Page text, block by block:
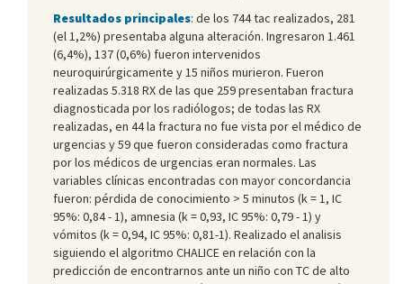
Resultados principales: de los 744 tac realizados, 281
(el 1,2%) presentaba alguna alteración. Ingresaron 1.461
(6,4%), 137 (0,6%) fueron intervenidos
neuroquirúrgicamente y 15 niños murieron. Fueron
realizadas 5.318 RX de las que 259 presentaban fractura
diagnosticada por los radiólogos; de todas las RX
realizadas, en 44 la fractura no fue vista por el médico de
urgencias y 59 que fueron consideradas como fractura
por los médicos de urgencias eran normales. Las
variables clínicas encontradas con mayor concordancia
fueron: pérdida de conocimiento > 5 minutos (k = 1, IC
95%: 0,84 - 1), amnesia (k = 0,93, IC 95%: 0,79 - 1) y
vómitos (k = 0,94, IC 95%: 0,81-1). Realizado el analisis
siguiendo el algoritmo CHALICE en relación con la
predicción de encontrarnos ante un niño con TC de alto